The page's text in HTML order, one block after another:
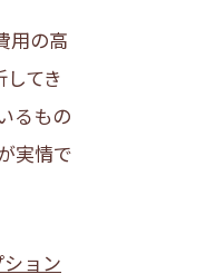
用の高
てき
るもの
実情で
ョン